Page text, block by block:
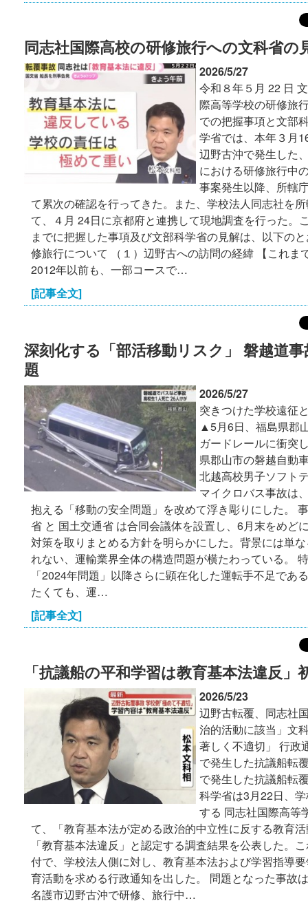
同志社国際高校の研修旅行への文科省の
2026/5/27
令和８年５月 22 日
際高等学校の研修旅
での把握事項と文部
学省では、本年３月
辺野古沖で発生した
における研修旅行中
事案発生以降、所轄
て累次の確認を行ってきた。また、学校法人同志社を
て、４月 24日に京都府と連携して現地調査を行った。
までに把握した事項及び文部科学省の見解は、以下の
修旅行について （１）辺野古への訪問の経緯 【これま
2012年以前も、一部コースで…
[記事全文]
深刻化する「部活移動リスク」 磐越道
題
2026/5/27
突きつけた学校遠征
▲5月6日、福島県郡
ガードレールに衝突
県郡山市の磐越自動
北越高校男子ソフト
マイクロバス事故は
抱える「移動の安全問題」を改めて浮き彫りにした。
省 と 国土交通省 は合同会議体を設置し、6月末をめど
対策を取りまとめる方針を明らかにした。背景には単
れない、運輸業界全体の構造問題が横たわっている。
「2024年問題」以降さらに顕在化した運転手不足で
たくても、運…
[記事全文]
「抗議船の平和学習は教育基本法違反
2026/5/23
辺野古転覆、同志社
治的活動に該当」文
著しく不適切」 行
で発生した抗議船転
で発生した抗議船転
科学省は3月22日、
する 同志社国際高等
て、「教育基本法が定める政治的中立性に反する教育
「教育基本法違反」と認定する調査結果を公表した。
付で、学校法人側に対し、教育基本法および学習指導
育活動を求める行政通知を出した。 問題となった事故
名護市辺野古沖で研修、旅行中…